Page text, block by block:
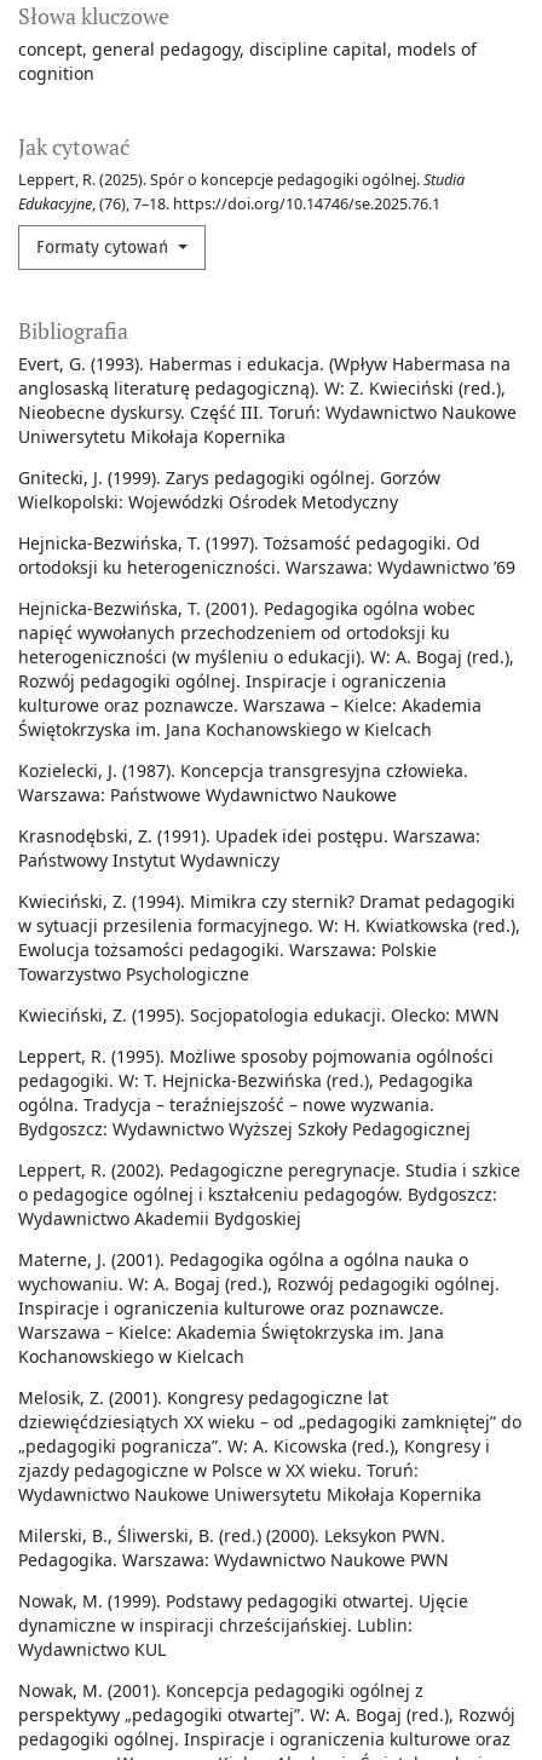
Słowa kluczowe
concept general pedagogy discipline capital models of
cognition
Jak cytować
Leppert, R. (2025). Spór o koncepcje pedagogiki ogólnej.Studia
Edukacyjne, (76), 7–18. https://doi.org/10.14746/se.2025.76.1
Formaty cytowań
Bibliografia
Evert, G. (1993). Habermas i edukacja. (Wpływ Habermasa na
anglosaską literaturę pedagogiczną). W: Z. Kwieciński (red.),
Nieobecne dyskursy. Część III. Toruń: Wydawnictwo Naukowe
Uniwersytetu Mikołaja Kopernika
Gnitecki, J. (1999). Zarys pedagogiki ogólnej. Gorzów
Wielkopolski: Wojewódzki Ośrodek Metodyczny
Hejnicka-Bezwińska, T. (1997). Tożsamość pedagogiki. Od
ortodoksji ku heterogeniczności. Warszawa: Wydawnictwo ’69
Hejnicka-Bezwińska, T. (2001). Pedagogika ogólna wobec
napięć wywołanych przechodzeniem od ortodoksji ku
heterogeniczności (w myśleniu o edukacji). W: A. Bogaj (red.),
Rozwój pedagogiki ogólnej. Inspiracje i ograniczenia
kulturowe oraz poznawcze. Warszawa – Kielce: Akademia
Świętokrzyska im. Jana Kochanowskiego w Kielcach
Kozielecki, J. (1987). Koncepcja transgresyjna człowieka.
Warszawa: Państwowe Wydawnictwo Naukowe
Krasnodębski, Z. (1991). Upadek idei postępu. Warszawa:
Państwowy Instytut Wydawniczy
Kwieciński, Z. (1994). Mimikra czy sternik? Dramat pedagogiki
w sytuacji przesilenia formacyjnego. W: H. Kwiatkowska (red.),
Ewolucja tożsamości pedagogiki. Warszawa: Polskie
Towarzystwo Psychologiczne
Kwieciński, Z. (1995). Socjopatologia edukacji. Olecko: MWN
Leppert, R. (1995). Możliwe sposoby pojmowania ogólności
pedagogiki. W: T. Hejnicka-Bezwińska (red.), Pedagogika
ogólna. Tradycja – teraźniejszość – nowe wyzwania.
Bydgoszcz: Wydawnictwo Wyższej Szkoły Pedagogicznej
Leppert, R. (2002). Pedagogiczne peregrynacje. Studia i szkice
o pedagogice ogólnej i kształceniu pedagogów. Bydgoszcz:
Wydawnictwo Akademii Bydgoskiej
Materne, J. (2001). Pedagogika ogólna a ogólna nauka o
wychowaniu. W: A. Bogaj (red.), Rozwój pedagogiki ogólnej.
Inspiracje i ograniczenia kulturowe oraz poznawcze.
Warszawa – Kielce: Akademia Świętokrzyska im. Jana
Kochanowskiego w Kielcach
Melosik, Z. (2001). Kongresy pedagogiczne lat
dziewięćdziesiątych XX wieku – od „pedagogiki zamkniętej” do
„pedagogiki pogranicza”. W: A. Kicowska (red.), Kongresy i
zjazdy pedagogiczne w Polsce w XX wieku. Toruń:
Wydawnictwo Naukowe Uniwersytetu Mikołaja Kopernika
Milerski, B., Śliwerski, B. (red.) (2000). Leksykon PWN.
Pedagogika. Warszawa: Wydawnictwo Naukowe PWN
Nowak, M. (1999). Podstawy pedagogiki otwartej. Ujęcie
dynamiczne w inspiracji chrześcijańskiej. Lublin:
Wydawnictwo KUL
Nowak, M. (2001). Koncepcja pedagogiki ogólnej z
perspektywy „pedagogiki otwartej”. W: A. Bogaj (red.), Rozwój
pedagogiki ogólnej. Inspiracje i ograniczenia kulturowe oraz